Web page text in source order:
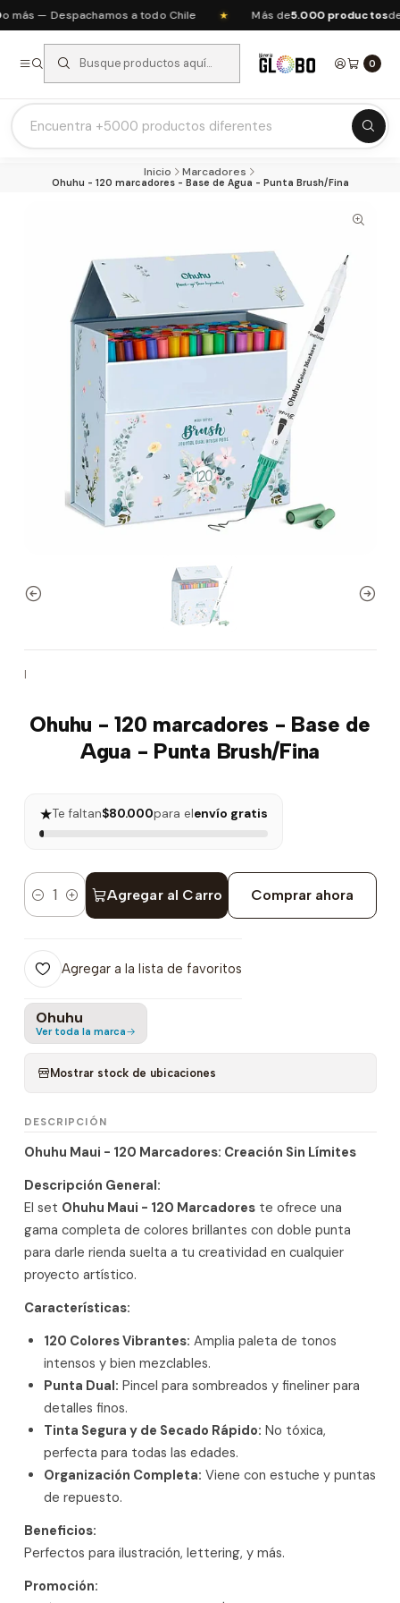
— Despachamos a todo Chile Más de5.000 productosde
0
Ofertas del mes
Arte y Manualidades
Papeleria Escolar y Oficina
Juguetería
Nuestras Marcas
Inicio Marcadores
Ohuhu - 120 marcadores - Base de Agua - Punta Brush/Fina
|
Ohuhu - 120 marcadores - Base de
Agua - Punta Brush/Fina
★Te faltan$80.000para elenvío gratis
Cantidad Agregar al Carro Comprar ahora
Agregar a la lista de favoritos
Ohuhu
Ver toda la marca
Mostrar stock de ubicaciones
DESCRIPCIÓN
Ohuhu Maui - 120 Marcadores: Creación Sin Límites
Descripción General:
El set Ohuhu Maui - 120 Marcadoreste ofrece una
gama completa de colores brillantes con doble punta
para darle rienda suelta a tu creatividad en cualquier
proyecto artístico.
Características:
120 Colores Vibrantes: Amplia paleta de tonos
intensos y bien mezclables.
Punta Dual: Pincel para sombreados y fineliner para
detalles finos.
Tinta Segura y de Secado Rápido: No tóxica,
perfecta para todas las edades.
Organización Completa: Viene con estuche y puntas
de repuesto.
Beneficios:
Perfectos para ilustración, lettering, y más.
Promoción: